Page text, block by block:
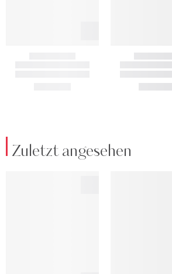
Zuletzt angesehen